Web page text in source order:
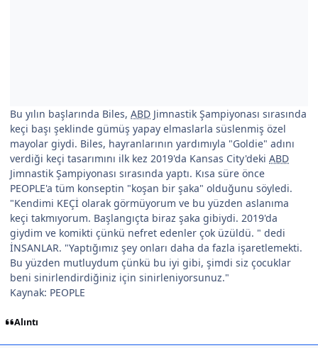
Bu yılın başlarında Biles, ABD Jimnastik Şampiyonası sırasında
keçi başı şeklinde gümüş yapay elmaslarla süslenmiş özel
mayolar giydi. Biles, hayranlarının yardımıyla "Goldie" adını
verdiği keçi tasarımını ilk kez 2019'da Kansas City'deki ABD
Jimnastik Şampiyonası sırasında yaptı. Kısa süre önce
PEOPLE'a tüm konseptin "koşan bir şaka" olduğunu söyledi.
"Kendimi KEÇİ olarak görmüyorum ve bu yüzden aslanıma
keçi takmıyorum. Başlangıçta biraz şaka gibiydi. 2019'da
giydim ve komikti çünkü nefret edenler çok üzüldü. " dedi
İNSANLAR. "Yaptığımız şey onları daha da fazla işaretlemekti.
Bu yüzden mutluydum çünkü bu iyi gibi, şimdi siz çocuklar
beni sinirlendirdiğiniz için sinirleniyorsunuz."
Kaynak: PEOPLE
Alıntı